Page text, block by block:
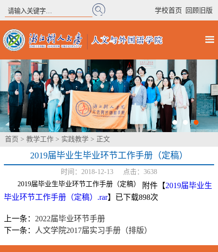
学校首页 回顾旧版
首页 > 教学工作 > 实践教学 > 正文
2019届毕业生毕业环节工作手册（定稿）
时间：2018-12-13 点击： 3638
2019届毕业生毕业环节工作手册（定稿）
附件【2019届毕业生
毕业环节工作手册（定稿）.rar】已下载898次
上一条： 2022届毕业环节手册
下一条：
人文学院2017届实习手册（排版）